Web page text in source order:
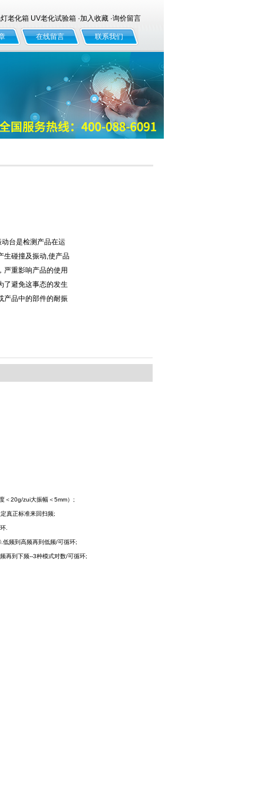
老化箱 UV老化试验箱 ·加入收藏·询价留言
在线留言 联系我们
台是检测产品在运
生碰撞及振动,使产品
严重影响产品的使用
了避免这事态的发生
产品中的部件的耐振
＜20g/zui大振幅＜5mm）;
真正标准来回扫频;
环.
频到高频再到低频/可循环;
到下频--3种模式对数/可循环;